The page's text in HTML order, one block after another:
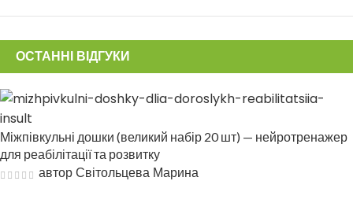
ОСТАННІ ВІДГУКИ
Міжпівкульні дошки (великий набір 20 шт) — нейротренажер
для реабілітації та розвитку
автор Світольцева Марина